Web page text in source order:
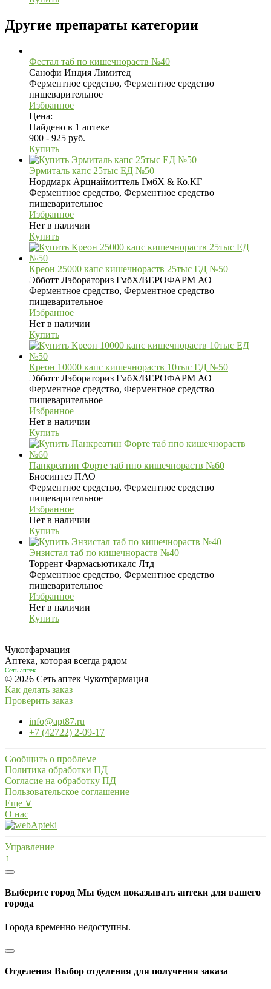
Другие препараты категории
Фестал таб по кишечнораств №40
Санофи Индия Лимитед
Ферментное средство, Ферментное средство
пищеварительное
Избранное
Цена:
Найдено в 1 аптеке
900 - 925 руб.
Купить
Эрмиталь капс 25тыс ЕД №50
Нордмарк Арцнаймиттель ГмбХ & Ко.КГ
Ферментное средство, Ферментное средство
пищеварительное
Избранное
Нет в наличии
Купить
Креон 25000 капс кишечнораств 25тыс ЕД №50
Эбботт Лэбораториз ГмбХ/ВЕРОФАРМ АО
Ферментное средство, Ферментное средство
пищеварительное
Избранное
Нет в наличии
Купить
Креон 10000 капс кишечнораств 10тыс ЕД №50
Эбботт Лэбораториз ГмбХ/ВЕРОФАРМ АО
Ферментное средство, Ферментное средство
пищеварительное
Избранное
Нет в наличии
Купить
Панкреатин Форте таб ппо кишечнораств №60
Биосинтез ПАО
Ферментное средство, Ферментное средство
пищеварительное
Избранное
Нет в наличии
Купить
Энзистал таб по кишечнораств №40
Торрент Фармасьютикалс Лтд
Ферментное средство, Ферментное средство
пищеварительное
Избранное
Нет в наличии
Купить
Чукотфармация
Аптека, которая всегда рядом
Сеть аптек
© 2026 Сеть аптек Чукотфармация
Как делать заказ
Проверить заказ
info@apt87.ru
+7 (42722) 2-09-17
Сообщить о проблеме
Политика обработки ПД
Согласие на обработку ПД
Пользовательское соглашение
Еще ∨
О нас
Управление
↑
Выберите город Мы будем показывать аптеки для вашего
города
Города временно недоступны.
Отделения Выбор отделения для получения заказа